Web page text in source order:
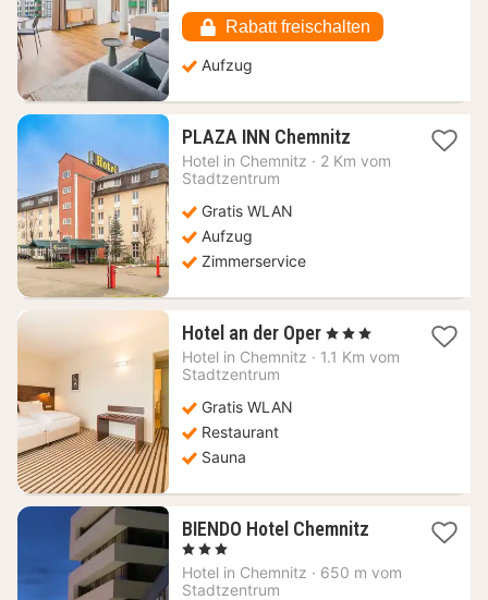
€
Rabatt freischalten
Aufzug
PLAZA INN Chemnitz1
Nacht
Hotel in Chemnitz · 2 Km vom
Stadtzentrum
Gratis WLAN
Aufzug
Zimmerservice
Hotel an der Oper 1
Nacht
, 3 Sterne
Hotel in Chemnitz · 1.1 Km vom
Stadtzentrum
Gratis WLAN
Restaurant
Sauna
BIENDO Hotel Chemnitz1
ab
, 3 Sterne
Hotel in Chemnitz · 650 m vom
Stadtzentrum